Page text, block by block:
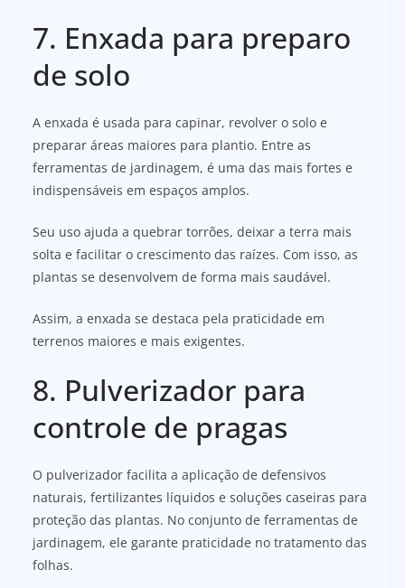
7. Enxada para preparo
de solo
A enxada é usada para capinar, revolver o solo e
preparar áreas maiores para plantio. Entre as
ferramentas de jardinagem, é uma das mais fortes e
indispensáveis em espaços amplos.
Seu uso ajuda a quebrar torrões, deixar a terra mais
solta e facilitar o crescimento das raízes. Com isso, as
plantas se desenvolvem de forma mais saudável.
Assim, a enxada se destaca pela praticidade em
terrenos maiores e mais exigentes.
8. Pulverizador para
controle de pragas
O pulverizador facilita a aplicação de defensivos
naturais, fertilizantes líquidos e soluções caseiras para
proteção das plantas. No conjunto de ferramentas de
jardinagem, ele garante praticidade no tratamento das
folhas.